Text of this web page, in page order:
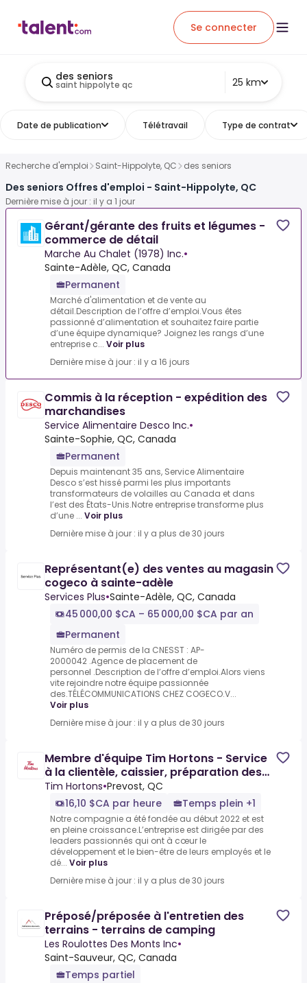
Se connecter
des seniors
saint hippolyte qc 25 km
Date de publication Télétravail Type de contrat
Recherche d'emploi Saint-Hippolyte, QC des seniors
Des seniors Offres d'emploi - Saint-Hippolyte, QC
Dernière mise à jour : il y a 1 jour
Gérant/gérante des fruits et légumes -
commerce de détail
Marche Au Chalet (1978) Inc.•
Sainte-Adèle, QC, Canada
Permanent
Marché d'alimentation et de vente au
détail.Description de l’offre d’emploi.Vous êtes
passionné d’alimentation et souhaitez faire partie
d’une équipe dynamique? Joignez les rangs d’une
entreprise c... Voir plus
Dernière mise à jour : il y a 16 jours
Commis à la réception - expédition des
marchandises
Service Alimentaire Desco Inc.•
Sainte-Sophie, QC, Canada
Permanent
Depuis maintenant 35 ans, Service Alimentaire
Desco s’est hissé parmi les plus importants
transformateurs de volailles au Canada et dans
l’est des États-Unis.Notre entreprise transforme plus
d’une ... Voir plus
Dernière mise à jour : il y a plus de 30 jours
Représentant(e) des ventes au magasin
cogeco à sainte-adèle
Services Plus•Sainte-Adèle, QC, Canada
45 000,00 $CA – 65 000,00 $CA par an
Permanent
Numéro de permis de la CNESST : AP-
2000042 .Agence de placement de
personnel .Description de l’offre d’emploi.Alors viens
vite rejoindre notre équipe passionnée
des.TÉLÉCOMMUNICATIONS CHEZ COGECO.V...
Voir plus
Dernière mise à jour : il y a plus de 30 jours
Membre d'équipe Tim Hortons - Service
à la clientèle, caissier, préparation des
aliments, barista
Tim Hortons•Prevost, QC
16,10 $CA par heure
Temps plein +1
Notre compagnie a été fondée au début 2022 et est
en pleine croissance.L’entreprise est dirigée par des
leaders passionnés qui ont à cœur le
développement et le bien-être de leurs employés et le
dé... Voir plus
Dernière mise à jour : il y a plus de 30 jours
Préposé/préposée à l'entretien des
terrains - terrains de camping
Les Roulottes Des Monts Inc•
Saint-Sauveur, QC, Canada
Temps partiel